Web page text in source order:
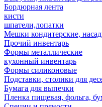
Бордюрная лента
кисти
шпатели,лопатки
Мешки кондитерские,
Прочий инвентарь
Формы металлические
кухонный инвентарь
Формы силиконовые
Подставки, столики для
Бумага для выпечки
Пленка пищевая, фольга,